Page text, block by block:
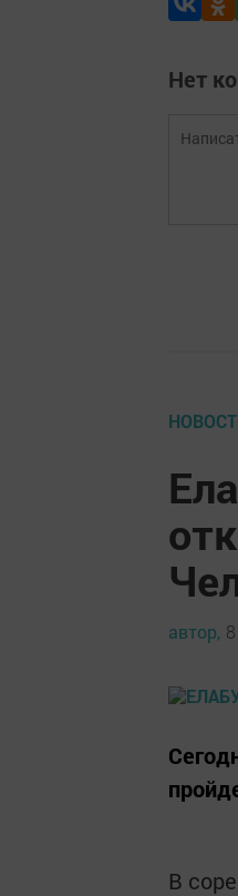
Нет
автор,
В